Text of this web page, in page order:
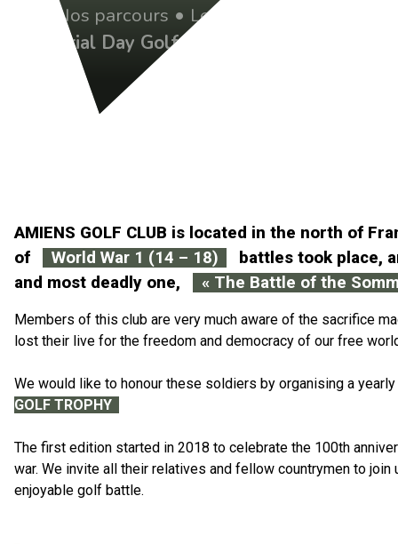
Nos parcours • Le calendrier sportif
Memorial Day Golf Trophy 2026
AMIENS GOLF CLUB is located in the north of
of
World War 1 (14 – 18)
battles took place,
and most deadly one,
« The Battle of the
Members of this club are very much aware of the sacrifice
lost their live for the freedom and democracy of our free
We would like to honour these soldiers by organising a
GOLF TROPHY
The first edition started in 2018 to celebrate the 100th
war. We invite all their relatives and fellow countrymen to join
enjoyable golf battle.